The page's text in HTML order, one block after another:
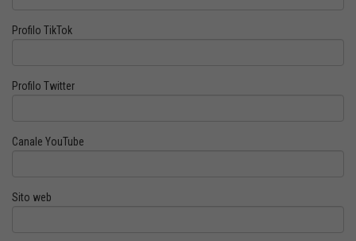
Profilo TikTok
Profilo Twitter
Canale YouTube
Sito web